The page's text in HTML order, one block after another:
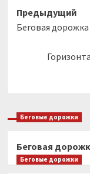
записи
Предыдущий
Беговая
Беговые дорожки
Беговая
Беговые дорожки